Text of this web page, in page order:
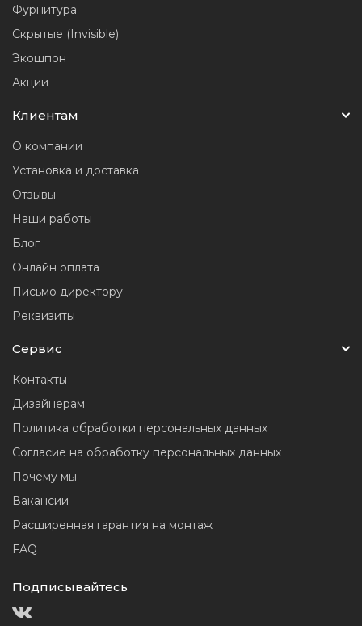
Фурнитура
Скрытые (Invisible)
Экошпон
Акции
Клиентам
О компании
Установка и доставка
Отзывы
Наши работы
Блог
Онлайн оплата
Письмо директору
Реквизиты
Сервис
Контакты
Дизайнерам
Политика обработки персональных данных
Согласие на обработку персональных данных
Почему мы
Вакансии
Расширенная гарантия на монтаж
FAQ
Подписывайтесь